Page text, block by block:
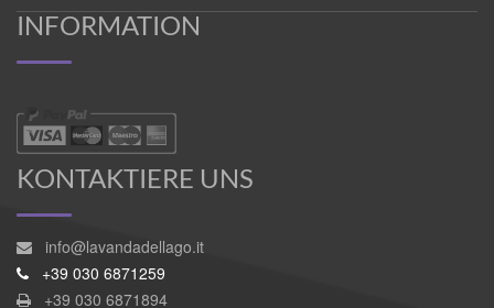
INFORMATION
KONTAKTIERE UNS
info@lavandadellago.it
+39 030 6871259
+39 030 6871894